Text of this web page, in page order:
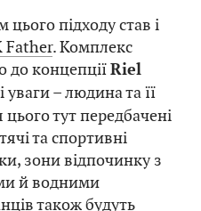
підходу став і
. Комплекс
до концепціїRiel
уваги – людина та її
тут передбачені
та спортивні
зони відпочинку з
й водними
також будуть